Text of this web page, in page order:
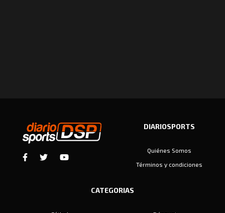
DIARIOSPORTS
Quiénes Somos
Términos y condiciones
CATEGORIAS